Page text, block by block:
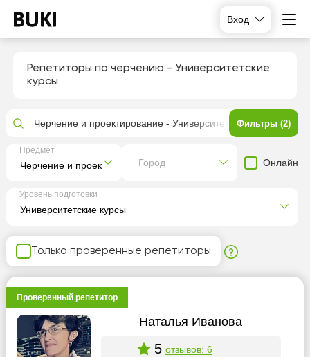
Вход
Репетиторы по черчению - Университетские
курсы
Только проверенные репетиторы
Проверенный репетитор
Наталья Иванова
5 отзывов: 6
Черчение и проектирование - Университетские курсы
Фильтры (2)
Предмет
Город Онлайн
Уровень подготовки